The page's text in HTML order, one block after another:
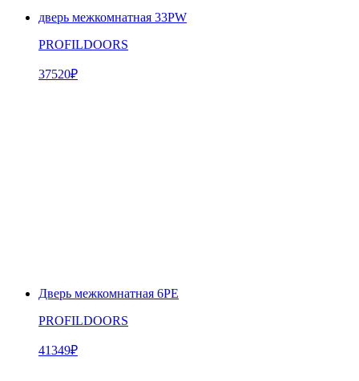
дверь межкомнатная 33PW
PROFILDOORS
37520₽
Дверь межкомнатная 6PE
PROFILDOORS
41349₽